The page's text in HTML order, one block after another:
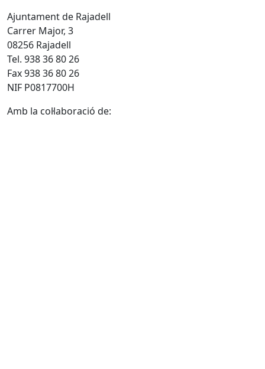
Ajuntament de Rajadell
Carrer Major, 3
08256 Rajadell
Tel. 938 36 80 26
Fax 938 36 80 26
NIF P0817700H
Amb la col·laboració de: